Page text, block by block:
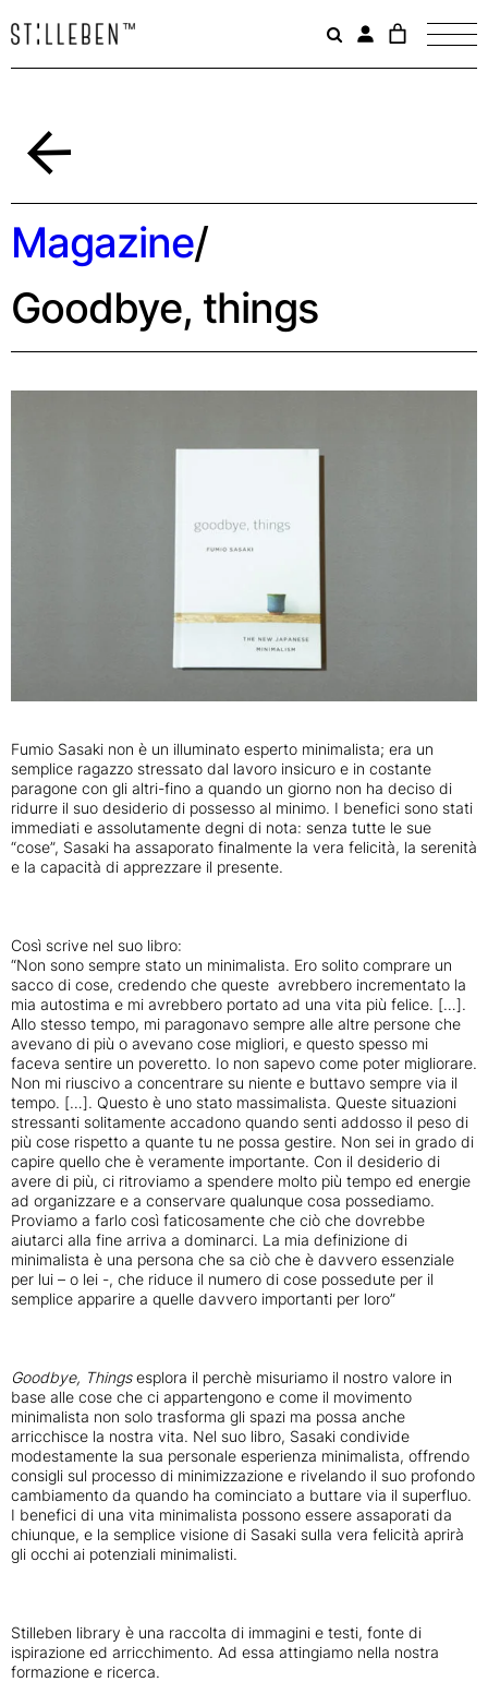
Il
è
Magazine/
Goodbye, things
Fumio Sasaki non è un illuminato esperto minimalista; era un
semplice ragazzo stressato dal lavoro insicuro e in costante
paragone con gli altri-fino a quando un giorno non ha deciso di
ridurre il suo desiderio di possesso al minimo. I benefici sono stati
immediati e assolutamente degni di nota: senza tutte le sue
“cose”, Sasaki ha assaporato finalmente la vera felicità, la serenità
e la capacità di apprezzare il presente.
Così scrive nel suo libro:
“Non sono sempre stato un minimalista. Ero solito comprare un
sacco di cose, credendo che queste avrebbero incrementato la
mia autostima e mi avrebbero portato ad una vita più felice. […].
Allo stesso tempo, mi paragonavo sempre alle altre persone che
avevano di più o avevano cose migliori, e questo spesso mi
faceva sentire un poveretto. Io non sapevo come poter migliorare.
Non mi riuscivo a concentrare su niente e buttavo sempre via il
tempo. […]. Questo è uno stato massimalista. Queste situazioni
stressanti solitamente accadono quando senti addosso il peso di
più cose rispetto a quante tu ne possa gestire. Non sei in grado di
capire quello che è veramente importante. Con il desiderio di
avere di più, ci ritroviamo a spendere molto più tempo ed energie
ad organizzare e a conservare qualunque cosa possediamo.
Proviamo a farlo così faticosamente che ciò che dovrebbe
aiutarci alla fine arriva a dominarci. La mia definizione di
minimalista è una persona che sa ciò che è davvero essenziale
per lui – o lei -, che riduce il numero di cose possedute per il
semplice apparire a quelle davvero importanti per loro”
Goodbye, Thingsesplora il perchè misuriamo il nostro valore in
base alle cose che ci appartengono e come il movimento
minimalista non solo trasforma gli spazi ma possa anche
arricchisce la nostra vita. Nel suo libro, Sasaki condivide
modestamente la sua personale esperienza minimalista, offrendo
consigli sul processo di minimizzazione e rivelando il suo profondo
cambiamento da quando ha cominciato a buttare via il superfluo.
I benefici di una vita minimalista possono essere assaporati da
chiunque, e la semplice visione di Sasaki sulla vera felicità aprirà
gli occhi ai potenziali minimalisti.
Stilleben library è una raccolta di immagini e testi, fonte di
ispirazione ed arricchimento. Ad essa attingiamo nella nostra
formazione e ricerca.